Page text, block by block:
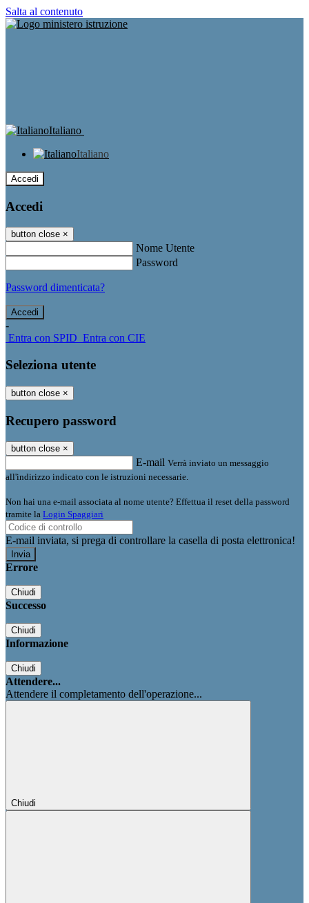
Salta al contenuto
Italiano
Italiano
Accedi
Accedi
button close ×
Nome Utente
Password
Password dimenticata?
-
Entra con SPID Entra con CIE
Seleziona utente
button close ×
Recupero password
button close ×
E-mail Verrà inviato un messaggio
all'indirizzo indicato con le istruzioni necessarie.
Non hai una e-mail associata al nome utente? Effettua il reset della password
tramite la Login Spaggiari
E-mail inviata, si prega di controllare la casella di posta elettronica!
Errore
Chiudi
Successo
Chiudi
Informazione
Chiudi
Attendere...
Attendere il completamento dell'operazione...
Chiudi